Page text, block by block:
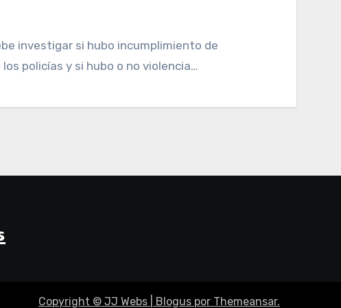
policías y si hubo o no violencia…
Copyright © JJ Webs Blogus por Themeansar.